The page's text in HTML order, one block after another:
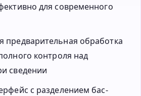
для современного
обработка
контроля над
сведении
с разделением бас-